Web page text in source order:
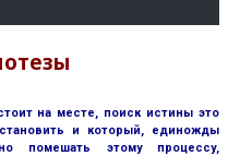
на месте, поиск истины это
и который, единожды
помешать этому процессу,